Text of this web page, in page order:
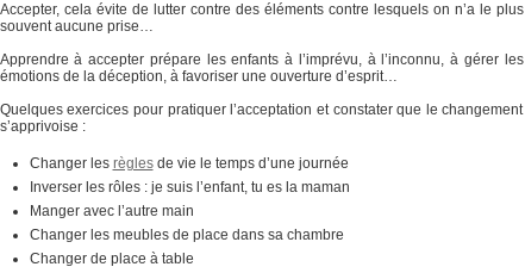
Accepter, cela évite de lutter contre des éléments contre lesquels on n’a le plus
souvent aucune prise…
Apprendre à accepter prépare les enfants à l’imprévu, à l’inconnu, à gérer les
émotions de la déception, à favoriser une ouverture d’esprit…
Quelques exercices pour pratiquer l’acceptation et constater que le changement
s’apprivoise :
Changer les règlesde vie le temps d’une journée
Inverser les rôles : je suis l’enfant, tu es la maman
Manger avec l’autre main
Changer les meubles de place dans sa chambre
Changer de place à table